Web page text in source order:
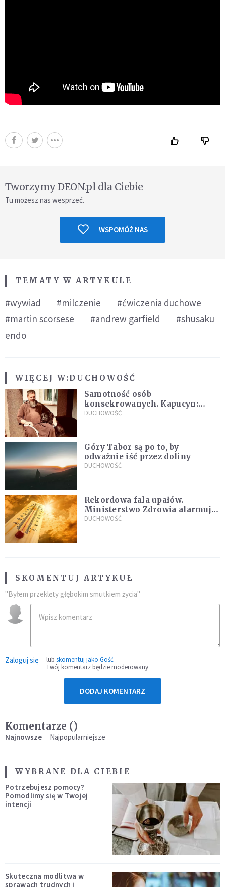
Tworzymy DEON.pl dla Ciebie
Tu możesz nas wesprzeć.
WSPOMÓŻ NAS
TEMATY W ARTYKULE
#wywiad #milczenie
#ćwiczenia duchowe
#martin scorsese
#andrew garfield
#shusaku
endo
WIĘCEJ W:DUCHOWOŚĆ
Samotność osób
konsekrowanych. Kapucyn:
Życie w pojedynkę rzadko jest
DUCHOWOŚĆ
Góry Tabor są po to, by
odważnie iść przez doliny
DUCHOWOŚĆ
Rekordowa fala upałów.
Ministerstwo Zdrowia alarmuje
po doświadczeniach z czerwca
DUCHOWOŚĆ
SKOMENTUJ ARTYKUŁ
"Byłem przeklęty głębokim smutkiem życia"
Zaloguj się lub skomentuj jako Gość
Twój komentarz będzie moderowany
DODAJ KOMENTARZ
Komentarze ()
Najnowsze Najpopularniejsze
WYBRANE DLA CIEBIE
Potrzebujesz pomocy?
Pomodlimy się w Twojej
intencji
Skuteczna modlitwa w
sprawach trudnych i